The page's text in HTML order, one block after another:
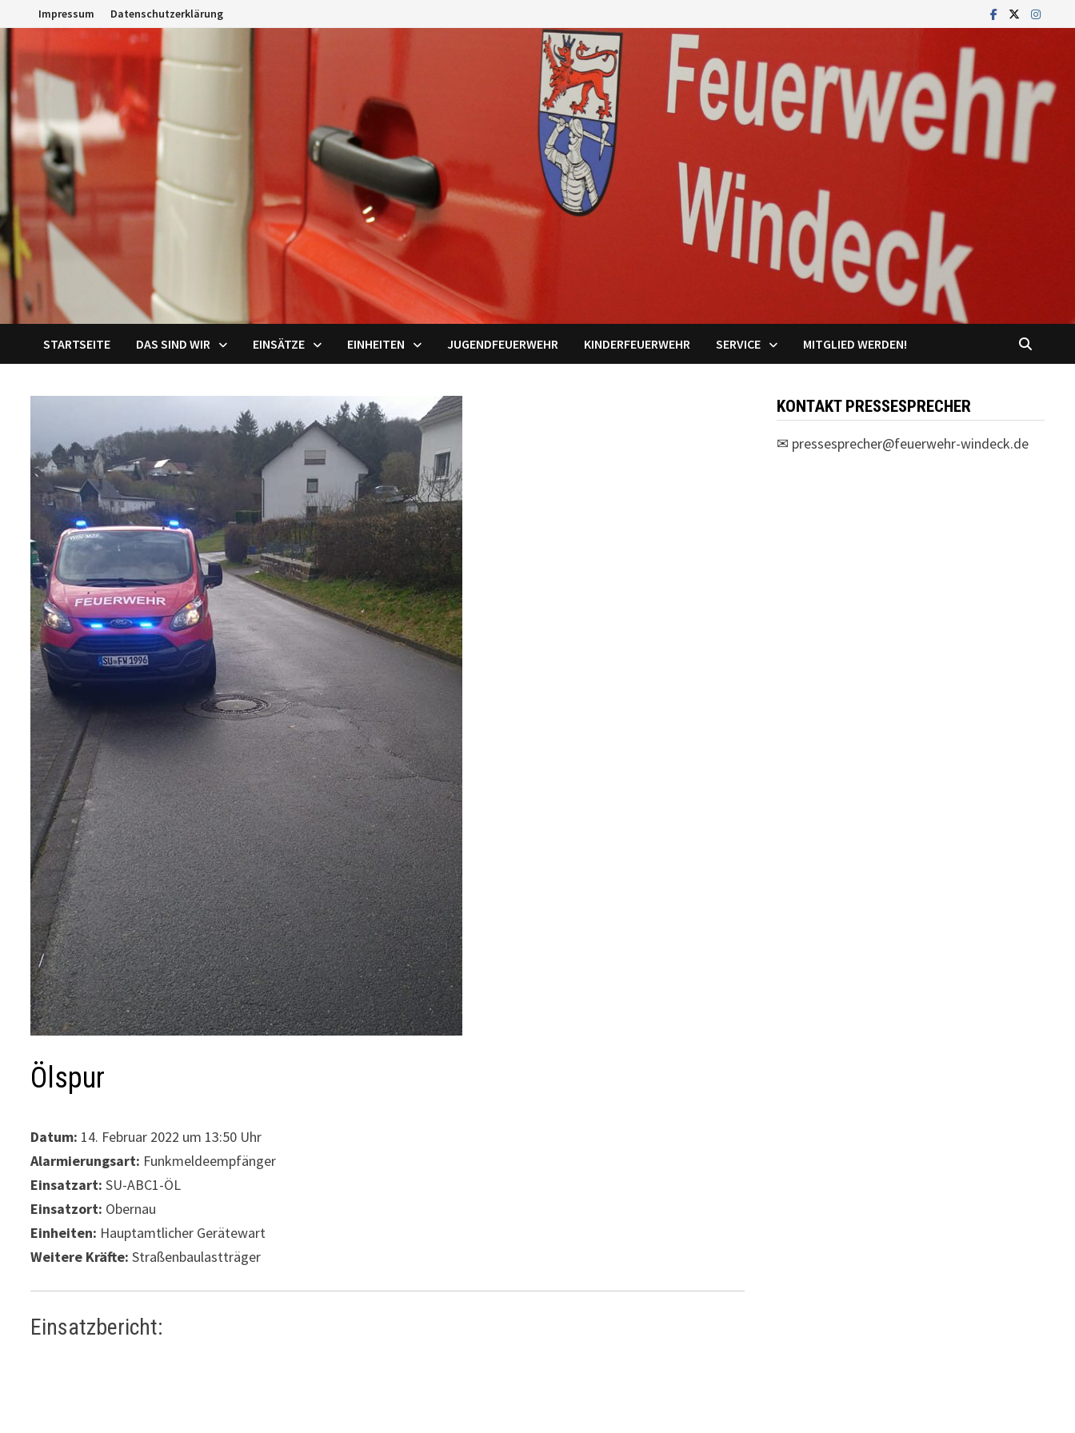
Inhalt
springen
Impressum Datenschutzerklärung
STARTSEITE DAS SIND WIR EINSÄTZE EINHEITEN JUGENDFEUERWEHR KINDERFEUERWEHR SERVICE MITGLIED WERDEN!
Ölspur
Datum: 14. Februar 2022 um 13:50 Uhr
Alarmierungsart: Funkmeldeempfänger
Einsatzart: SU-ABC1-ÖL
Einsatzort: Obernau
Einheiten: Hauptamtlicher Gerätewart
Weitere Kräfte: Straßenbaulastträger
Einsatzbericht:
KONTAKT PRESSESPRECHER
✉ pressesprecher@feuerwehr-windeck.de